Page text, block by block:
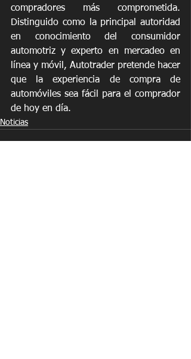
compradores más comprometida.
Distinguido como la principal autoridad
en conocimiento del consumidor
automotriz y experto en mercadeo en
línea y móvil, Autotrader pretende hacer
que la experiencia de compra de
automóviles sea fácil para el comprador
de hoy en día.
Noticias